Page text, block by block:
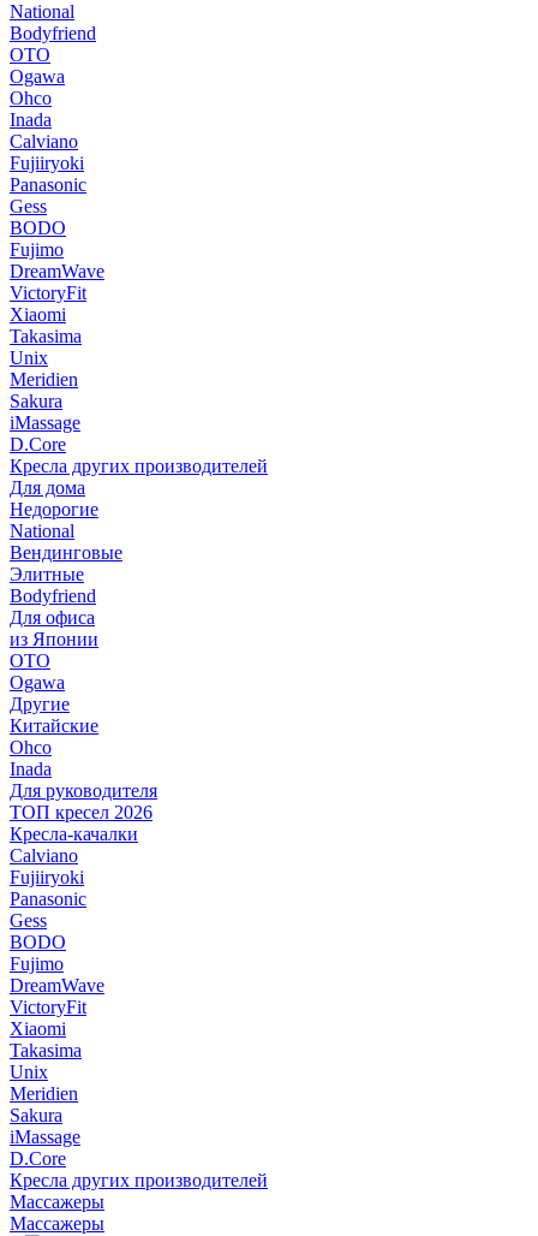
National
Bodyfriend
OTO
Ogawa
Ohco
Inada
Calviano
Fujiiryoki
Panasonic
Gess
BODO
Fujimo
DreamWave
VictoryFit
Xiaomi
Takasima
Unix
Meridien
Sakura
iMassage
D.Core
Кресла других производителей
Для дома
Недорогие
National
Вендинговые
Элитные
Bodyfriend
Для офиса
из Японии
OTO
Ogawa
Другие
Китайские
Ohco
Inada
Для руководителя
ТОП кресел 2026
Кресла-качалки
Calviano
Fujiiryoki
Panasonic
Gess
BODO
Fujimo
DreamWave
VictoryFit
Xiaomi
Takasima
Unix
Meridien
Sakura
iMassage
D.Core
Кресла других производителей
Массажеры
Массажеры